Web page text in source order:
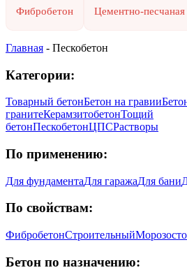
Фибробетон Цементно-песчаная
Главная - Пескобетон
Категории:
Товарный бетонБетон на гравии
гранитеКерамзитобетонТощий
бетонПескобетонЦПСРастворы
По применению:
Для фундаментаДля гаражаДля бани
По свойствам:
ФибробетонСтроительный
Бетон по назначению: